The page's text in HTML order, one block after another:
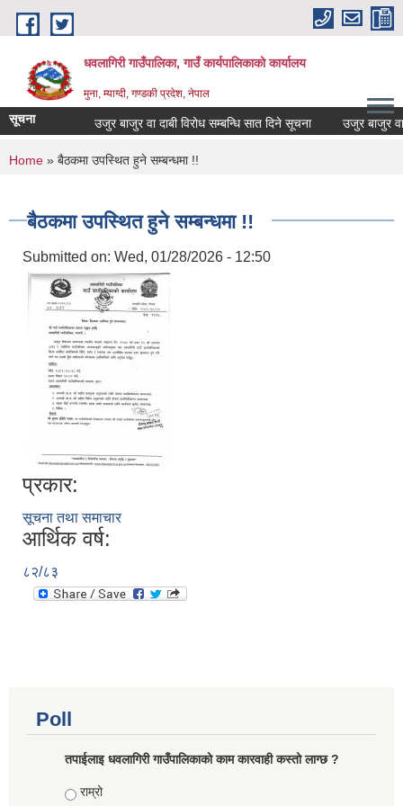
Skip to main content
धवलागिरी गाउँपालिका, गाउँ कार्यपालिकाको कार्यालय
मुना, म्याग्दी, गण्डकी प्रदेश, नेपाल
सूचना उजुर बाजुर वा दाबी विरोध सम्बन्धि सात दिने सूचना उजुर बाजुर वा
You are here
Home » बैठकमा उपस्थित हुने सम्बन्धमा !!
बैठकमा उपस्थित हुने सम्बन्धमा !!
Submitted on: Wed, 01/28/2026 - 12:50
प्रकार:
सूचना तथा समाचार
आर्थिक वर्ष:
८२/८३
Poll
तपाईलाइ धवलागिरी गाउँपालिकाको काम कारवाही कस्तो लाग्छ ?
Choices
राम्रो